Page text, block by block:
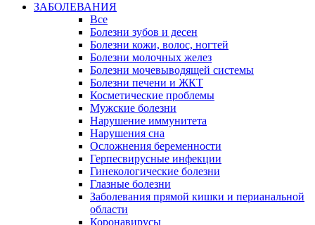
ЗАБОЛЕВАНИЯ
Все
Болезни зубов и десен
Болезни кожи, волос, ногтей
Болезни молочных желез
Болезни мочевыводящей системы
Болезни печени и ЖКТ
Косметические проблемы
Мужские болезни
Нарушение иммунитета
Нарушения сна
Осложнения беременности
Герпесвирусные инфекции
Гинекологические болезни
Глазные болезни
Заболевания прямой кишки и перианальной
области
Коронавирусы